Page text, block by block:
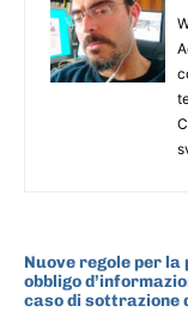
Nuove regole per
obbligo
caso di sottrazione